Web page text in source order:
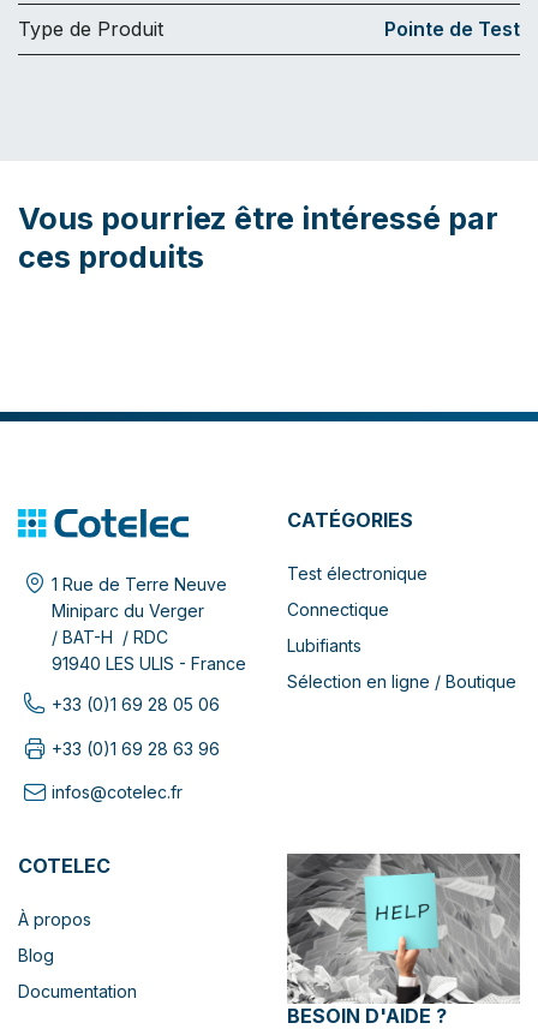
Type de Produit Pointe de Test
Vous pourriez être intéressé par
ces produits
1 Rue de Terre Neuve
Miniparc du Verger
/ BAT-H / RDC
91940 LES ULIS - France
+33 (0)1 69 28 05 06
+33 (0)1 69 28 63 96
infos@cotelec.fr
CATÉGORIES
Test électronique
Connectique
Lubifiants
Sélection en ligne / Boutique
COTELEC
À propos
Blog
Documentation
BESOIN D'AIDE ?